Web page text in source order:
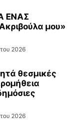
ΕΝΑΣ
μου»
2026
θεσμικές
2026